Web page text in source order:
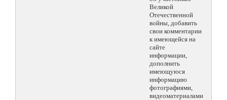
Великой
Отечественной
войны, добавить
свои комментарии
к имеющейся на
сайте
информации,
дополнить
имеющуюся
информацию
фотографиями,
видеоматериалами